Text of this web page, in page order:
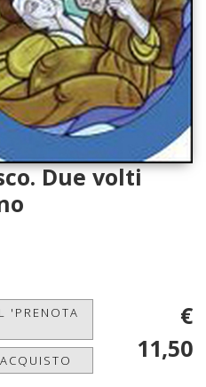
Due volti
'PRENOTA
€
11,50